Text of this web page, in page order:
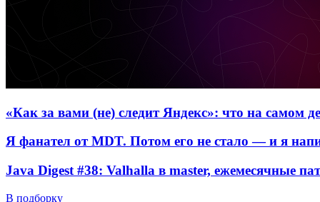
«Как за вами (не) следит Яндекс»: что на самом
Я фанател от MDT. Потом его не стало — и я
Java Digest #38: Valhalla в master, ежемесячные
В подборку